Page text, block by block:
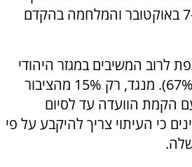
ועדת חקירה אירועי ה-7 באוקטובר והמלחמה בהקדם
לרוב המשיבים במגזר היהודי
(62%) ובמגזר הערבי (67%). מנגד, רק 15% מהציבור
הקמת הוועדה עד לסיום
ו-11% מאמינים כי העיתוי צריך להיקבע על פי